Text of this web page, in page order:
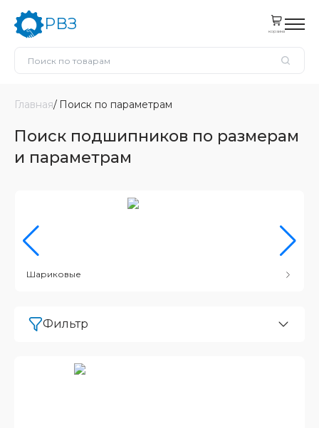
РВЗ корзина
Главная Поиск по параметрам
Поиск подшипников по размерам
и параметрам
Шариковые
Фильтр